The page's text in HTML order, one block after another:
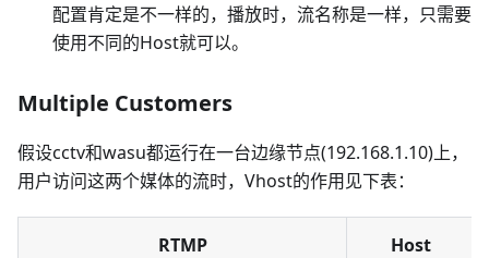
配置肯定是不一样的，播放时，流名称是一样，只需要
使用不同的Host就可以。
Multiple Customers
假设cctv和wasu都运行在一台边缘节点(192.168.1.10)上，
用户访问这两个媒体的流时，Vhost的作用见下表：
RTMP Host